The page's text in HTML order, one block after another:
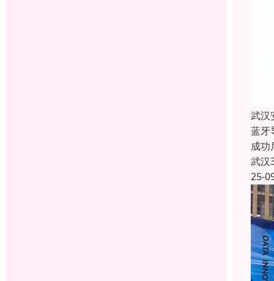
武汉
蓝牙
成功
武汉
25-